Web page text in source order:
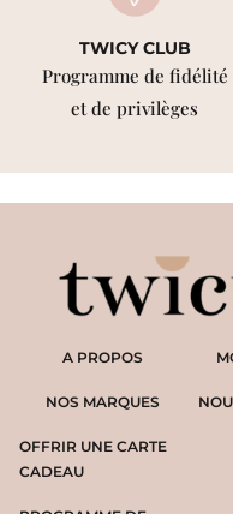
TWICY CLUB
Programme de fidélité
et de privilèges
A PROPOS
NOS MARQUES
OFFRIR UNE CARTE
CADEAU